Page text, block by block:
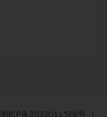
湘ICP备2022011588号